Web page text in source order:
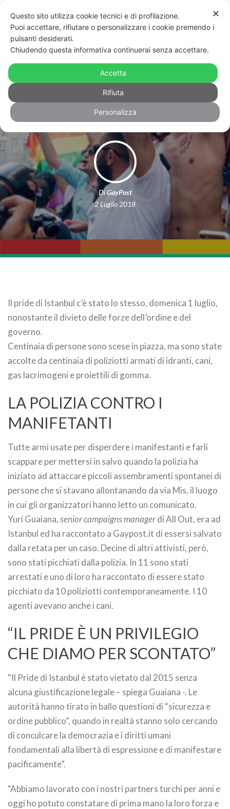
Il Pride di Istanbul c’è stato, ma la
polizia ha sparato, picchiato e
arrestato attivisti – FOTO
DiGayPost
2 Luglio 2018
Il pride di Istanbul c’è stato lo stesso, domenica 1 luglio,
nonostante il divieto delle forze dell’ordine e del
governo.
Centinaia di persone sono scese in piazza, ma sono state
accolte da centinaia di poliziotti armati di idranti, cani,
gas lacrimogeni e proiettili di gomma.
LA POLIZIA CONTRO I
MANIFETANTI
Tutte armi usate per disperdere i manifestanti e farli
scappare per mettersi in salvo quando la polizia ha
iniziato ad attaccare piccoli assembramenti spontanei di
persone che si stavano allontanando da via Mis, il luogo
in cui gli organizzatori hanno letto un comunicato.
Yuri Guaiana,senior campaigns managerdi All Out, era ad
Istanbul ed ha raccontato a Gaypost.it di essersi salvato
dalla retata per un caso. Decine di altri attivisti, però,
sono stati picchiati dalla polizia. In 11 sono stati
arrestati e uno di loro ha raccontato di essere stato
picchiato da 10 poliziotti contemporaneamente. I 10
agenti avevano anche i cani.
“IL PRIDE È UN PRIVILEGIO
CHE DIAMO PER SCONTATO”
“Il Pride di Istanbul è stato vietato dal 2015 senza
alcuna giustificazione legale – spiega Guaiana -. Le
autorità hanno tirato in ballo questioni di “sicurezza e
ordine pubblico”, quando in realtà stanno solo cercando
di conculcare la democrazia e i diritti umani
fondamentali alla libertà di espressione e di manifestare
pacificamente”.
“Abbiamo lavorato con i nostri partners turchi per anni e
oggi ho potuto constatare di prima mano la loro forza e
✕
Questo sito utilizza cookie tecnici e di profilazione.
Puoi accettare, rifiutare o personalizzare i cookie premendo i
pulsanti desiderati.
Chiudendo questa informativa continuerai senza accettare.
Accetta
Rifiuta
Personalizza